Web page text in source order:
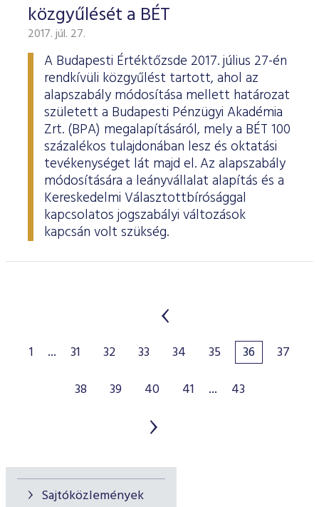
Sajtóközlemények
közgyűlését a BÉT
2017. júl. 27.
A Budapesti Értéktőzsde 2017. július 27-én
rendkívüli közgyűlést tartott, ahol az
alapszabály módosítása mellett határozat
született a Budapesti Pénzügyi Akadémia
Zrt. (BPA) megalapításáról, mely a BÉT 100
százalékos tulajdonában lesz és oktatási
tevékenységet lát majd el. Az alapszabály
módosítására a leányvállalat alapítás és a
Kereskedelmi Választottbírósággal
kapcsolatos jogszabályi változások
kapcsán volt szükség.
1 ... 31 32 33 34 35 36
37
38
39 40 41 ... 43